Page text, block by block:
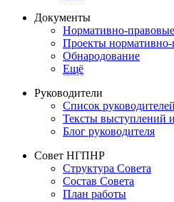
Документы
Нормативно-
Проекты нормативно-
Обнародование
Ещё
Руководители
Список руководителей
Тексты выступлений
Блог руководителя
Совет НГПНР
Структура Совета
Состав Совета
План работы